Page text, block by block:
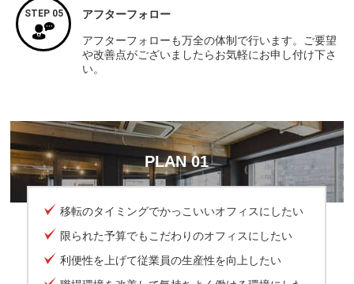
STEP 05 アフターフォロー
アフターフォローも万全の体制で行います。ご要望
や改善点がございましたらお気軽にお申し付け下さ
い。
PLAN 01
移転のタイミングでかっこいいオフィスにしたい
限られた予算でもこだわりのオフィスにしたい
利便性を上げて従業員の生産性を向上したい